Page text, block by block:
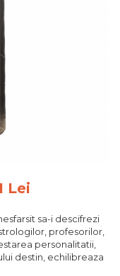
Lei
sa-i descifrezi
profesorilor,
personalitatii,
destin, echilibreaza